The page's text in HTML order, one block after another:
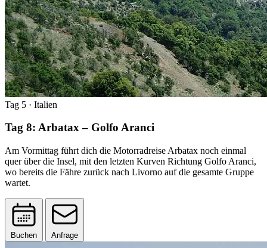
Tag 5 · Italien
Tag 8: Arbatax – Golfo Aranci
Am Vormittag führt dich die Motorradreise Arbatax noch einmal
quer über die Insel, mit den letzten Kurven Richtung Golfo Aranci,
wo bereits die Fähre zurück nach Livorno auf die gesamte Gruppe
wartet.
Buchen Anfrage